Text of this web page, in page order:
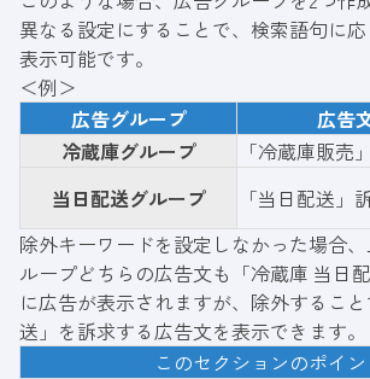
異なる設定にすることで、検索語句に
表示可能です。
＜例＞
広告グループ
広告
冷蔵庫グループ
「冷蔵庫販売
当日配送グループ
「当日配送」
除外キーワードを設定しなかった場合
ループどちらの広告文も「冷蔵庫 当日
に広告が表示されますが、除外するこ
送」を訴求する広告文を表示できます。
このセクションのポイン